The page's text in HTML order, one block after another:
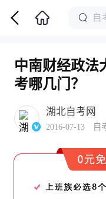
中南财经政法
考哪几门？
湖北自考网
2016-07-13 自